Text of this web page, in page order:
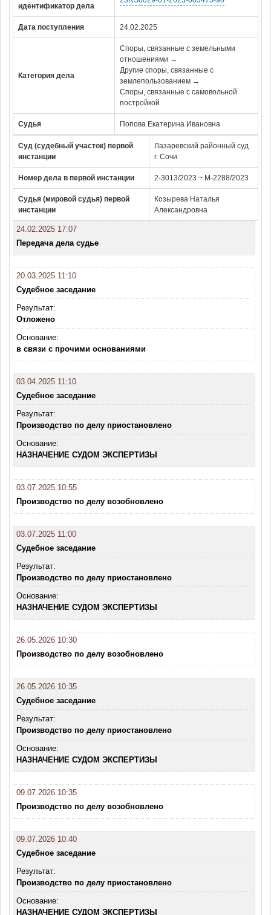
идентификатор дела
Дата поступления 24.02.2025
Категория дела
Споры, связанные с земельными
отношениями →
Другие споры, связанные с
землепользованием →
Споры, связанные с самовольной
постройкой
Судья Попова Екатерина Ивановна
Суд (судебный участок) первой
инстанции
Лазаревский районный суд
г. Сочи
Номер дела в первой инстанции 2-3013/2023 ~ М-2288/2023
Судья (мировой судья) первой
инстанции
Козырева Наталья
Александровна
24.02.2025 17:07
Передача дела судье
20.03.2025 11:10
Судебное заседание
Результат:
Отложено
Основание:
в связи с прочими основаниями
03.04.2025 11:10
Судебное заседание
Результат:
Производство по делу приостановлено
Основание:
НАЗНАЧЕНИЕ СУДОМ ЭКСПЕРТИЗЫ
03.07.2025 10:55
Производство по делу возобновлено
03.07.2025 11:00
Судебное заседание
Результат:
Производство по делу приостановлено
Основание:
НАЗНАЧЕНИЕ СУДОМ ЭКСПЕРТИЗЫ
26.05.2026 10:30
Производство по делу возобновлено
26.05.2026 10:35
Судебное заседание
Результат:
Производство по делу приостановлено
Основание:
НАЗНАЧЕНИЕ СУДОМ ЭКСПЕРТИЗЫ
09.07.2026 10:35
Производство по делу возобновлено
09.07.2026 10:40
Судебное заседание
Результат:
Производство по делу приостановлено
Основание:
НАЗНАЧЕНИЕ СУДОМ ЭКСПЕРТИЗЫ